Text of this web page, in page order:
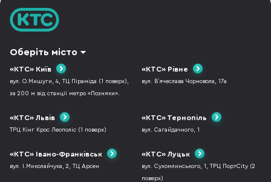
Оберіть місто
«КТС» Київ
вул. О.Мишуги, 4, ТЦ Піраміда (1 поверх),
за 200 м від станції метро «Позняки».
«КТС» Рівне
вул. В`ячеслава Чорновола, 17а
«КТС» Львів
ТРЦ Кінг Крос Леополіс (1 поверх)
«КТС» Тернопіль
вул. Сагайдачного, 1
«КТС» Івано-Франківськ
вул. І.Миколайчука, 2, ТЦ Арсен
«КТС» Луцьк
вул. Сухомлинського, 1, ТРЦ ПортCity (2
поверх)